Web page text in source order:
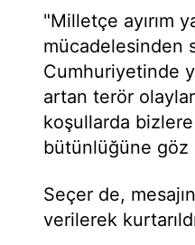
"Milletçe ayırım
mücadelesinden
Cumhuriyetinde
artan terör
koşullarda
bütünlüğüne göz
Seçer de,
verilerek